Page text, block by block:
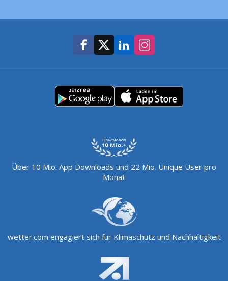
Über 10 Mio. App Downloads und 22 Mio. Unique User pro
Monat
wetter.com engagiert sich für Klimaschutz und Nachhaltigkeit